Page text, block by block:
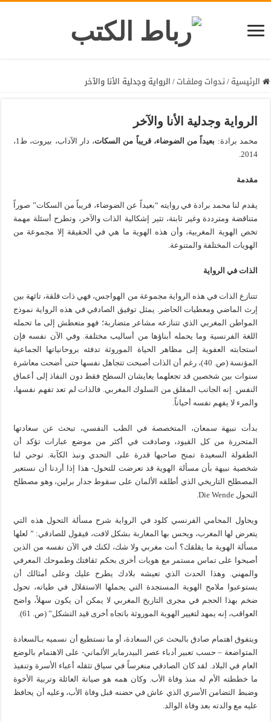
الرئيسية/نـدوات وملفـات/الرواية وجدلية الأنا والآخر
الرواية وجدلية الأنا والآخر
محمد برادة: بعيداً من الضوضاء، قريباً من السكات
، دار الآداب، بيروت، ط1،
2014.
مقدمة
يقدم لنا محمد برادة في روايته “بعيداً عن الضوضاء، قريباً من السكات” صوراً
متناقضة ومترددة وغير ثابتة، تثير إشكالية الذات والآخر، وتطرح أسئلة مهمة
تخص الهوية المغربية، وأن هذه الهوية ما هي في الحقيقة إلا مجموعة من
الهويات المختلفة والمتنوعة.
الذات في الرواية
تتنازع الذات في هذه الرواية مجموعة من الهواجس، فهي ذات قلقة، تائهة بين
إرث الماضي ومعطيات الحاضر. يمثل توفيق الصادقي في هذه الرواية نموذج
المواطن المغربي الذي تتنازعه مشاعر متضاربة؛ فهو متعطش إلى ما تحمله
اللغة الفرنسية وما يحمله أبناؤها من أساليب مختلفة. وفي الآن نفسه فإن
استجابته العفوية إلى مظاهر الحياة الموروثة تدفئه بروحانياتها الجماعية
المؤنسة (ص. 40)، رغم أن الذات أصبحت تتجاهل نفسها حتى أضحت معاشرة
سنوات بين شخصين قد تجعلهما يعايشان السطح فقط دون النفاذ إلى أعماق
النفس. إنه الجانب المقلق من السلوك المغربي. فالذات لم تعد تفهم نفسها،
والمرء لا يفهم نفسه أحياناً.
بدأت نبيهة سمعان، المتخصصة في الطب النفسي، تبحث عن سعادتها
المتحررة من كل القيود، وصادفت في أكثر من موضع عبارات تؤكد أن
الطفولة السعيدة تمنح صاحبها قدرة على التحدي ونبذ الكآبة. توحي لنا
شخصية نبيهة بأن مسألة الهوية قد تعرضت للتحول- هذا إذا أردنا أن نستعير
المصطلح التاريخي الذي أطلقه الألمان على سقوط جدار برلين، وهو مصطلح
التحول Die Wende.
ويحاول المحامي الفرنسي كلود في الرواية شرح مسألة التحول هذه التي
يتعرض لها المغرب، ويحس بها المغاربة بشكل لافت، فيقول للصادقي: ” لعلها
مسألة الهوية ما يقلقك؟ أنت مغربي ولا شك، لكنك في الآن نفسه من الذين
أصبحوا على تماس مستمر مع هويات أخرى بحكم ثقافتك وطموحك المعرفي
والمهني. وهذا الحدث الذي تعيشه بلادك يطرح عليك وعلى أمثالك أن
يستوعبوا ملامح الهوية المستجدة التي يحملها الاستقلال في طياته، تحول
ضخم بهذا الحجم في مجرى التاريخ المغربي لا يمكن أن يكون سهلاً، واضح
العواقب، إنه يمهد لتغيير الهوية الموروثة باتجاه أخرى قيد التشكل” (ص. 61).
ويتفوق اهتمام صادق بالبحث عن السعادة، أو ما نستطيع أن نسميه بـالسعادة
المتواضعة – حسب تعبير أدباء عصر البيدرماير الألماني- على الاهتمام بالوضع
العام في البلاد. لقد كان الصادقي منغرساً في سياق تثقله أعباء الأسرة وتنفيذ
ما خططته الأم له منذ وفاة الأب. وكان همه هو صيانة العائلة وتربية الأخوة
وضبط التضامن الأسري الذي عاش في حضنه قبل وفاة الأب، وعليه أن يحافظ
عليه مع والدته بعد وفاة الوالد.